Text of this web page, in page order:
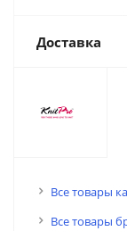
Доставка
Все товары
Все товары